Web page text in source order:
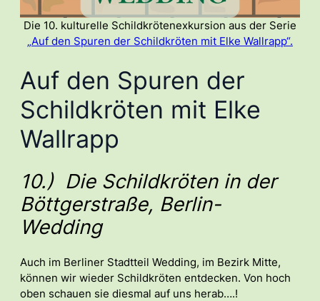
Die 10. kulturelle Schildkrötenexkursion aus der Serie
„Auf den Spuren der Schildkröten mit Elke Wallrapp“.
Auf den Spuren der
Schildkröten mit Elke
Wallrapp
10.) Die Schildkröten in der
Böttgerstraße, Berlin-
Wedding
Auch im Berliner Stadtteil Wedding, im Bezirk Mitte,
können wir wieder Schildkröten entdecken. Von hoch
oben schauen sie diesmal auf uns herab….!